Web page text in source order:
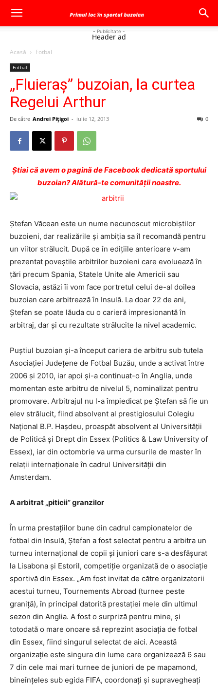
- Publicitate -
Header ad
Acasă Fotbal
Fotbal
„Fluieraş” buzoian, la curtea
Regelui Arthur
De către Andrei Pițigoi - iulie 12, 2013 0
Ştiai că avem o pagină de Facebook dedicată sportului
buzoian? Alătură-te comunității noastre.
Ştefan Văcean este un nume necunoscut microbiştilor
buzoieni, dar realizările şi ambiţia sa îl recomandă pentru
un viitor strălucit. După ce în ediţiile anterioare v-am
prezentat poveştile arbitrilor buzoieni care evoluează în
ţări precum Spania, Statele Unite ale Americii sau
Slovacia, astăzi îi vom face portretul celui de-al doilea
buzoian care arbitrează în Insulă. La doar 22 de ani,
Ştefan se poate lăuda cu o carieră impresionantă în
arbitraj, dar şi cu rezultate strălucite la nivel academic.
Puştiul buzoian şi-a început cariera de arbitru sub tutela
Asociaţiei Judeţene de Fotbal Buzău, unde a activat între
2006 şi 2010, iar apoi şi-a continuat-o în Anglia, unde
momentan este arbitru de nivelul 5, nominalizat pentru
promovare. Arbitrajul nu l-a împiedicat pe Ştefan să fie un
elev strălucit, fiind absolvent al prestigiosului Colegiu
Naţional B.P. Haşdeu, proaspăt absolvent al Universităţii
de Politică şi Drept din Essex ­(Politics & Law University of
Essex), iar din octombrie va urma cursurile de master în
relaţii internaţionale în cadrul Universităţii din
Amsterdam.
A arbitrat „piticii” granzilor
În urma prestaţiilor bune din cadrul campionatelor de
fotbal din Insulă, Ştefan a fost selectat pentru a arbitra un
turneu internaţional de copii şi juniori care s-a desfăşurat
la Lisabona şi Estoril, competiţie organizată de o asociaţie
sportivă din Essex. „Am fost invitat de către organizatorii
acestui turneu, Tournements Abroad (turnee peste
graniţă), în principal datorită prestaţiei mele din ultimul
sezon din Anglia. A fost o surpriză pentru mine, şi
totodată o mare onoare să reprezint asociaţia de fotbal
din Essex, fiind singurul selectat de aici. Această
organizaţie este singura din lume care organizează 6 sau
7 din cele mai mari turnee de juniori de pe mapamond,
bineînţeles sub egida FIFA, coordonaţi şi ­suprave­gheaţi